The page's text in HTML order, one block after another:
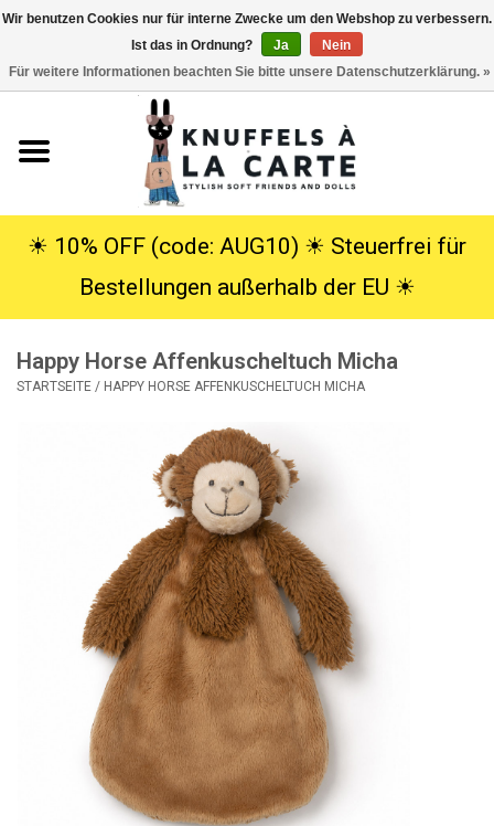
Kuscheltiere
SALE
☀︎ 10% OFF (code: AUG10) ☀︎ Steuerfrei für
Bestellungen außerhalb der EU ☀︎
Happy Horse Affenkuscheltuch Micha
STARTSEITE / HAPPY HORSE AFFENKUSCHELTUCH MICHA
Wir benutzen Cookies nur für interne Zwecke um den Webshop zu verbessern.
Ist das in Ordnung?
Ja
Nein
Für weitere Informationen beachten Sie bitte unsere Datenschutzerklärung. »